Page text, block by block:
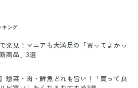
キング
発見！マニアも大満足の「買ってよかっ
商品」3選
】惣菜・肉・鮮魚どれも旨い！「買って良